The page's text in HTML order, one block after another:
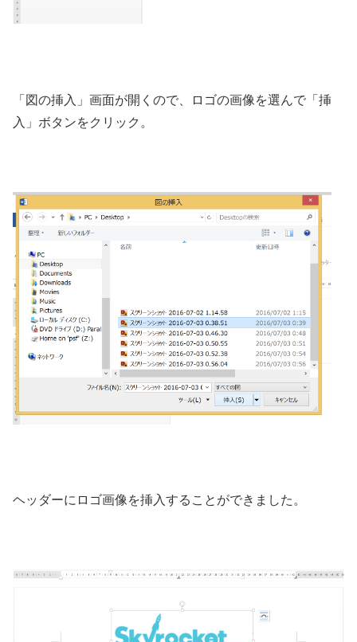
「図の挿入」画面が開くので、ロゴの画像を選んで「挿
入」ボタンをクリック。
ヘッダーにロゴ画像を挿入することができました。